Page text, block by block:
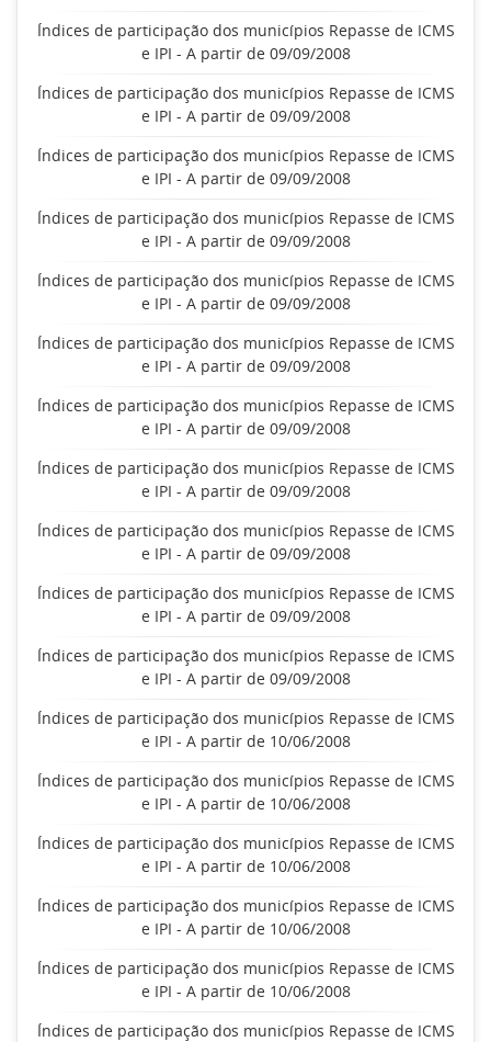
Índices de participação dos municípios Repasse de ICMS
e IPI - A partir de 09/09/2008
Índices de participação dos municípios Repasse de ICMS
e IPI - A partir de 09/09/2008
Índices de participação dos municípios Repasse de ICMS
e IPI - A partir de 09/09/2008
Índices de participação dos municípios Repasse de ICMS
e IPI - A partir de 09/09/2008
Índices de participação dos municípios Repasse de ICMS
e IPI - A partir de 09/09/2008
Índices de participação dos municípios Repasse de ICMS
e IPI - A partir de 09/09/2008
Índices de participação dos municípios Repasse de ICMS
e IPI - A partir de 09/09/2008
Índices de participação dos municípios Repasse de ICMS
e IPI - A partir de 09/09/2008
Índices de participação dos municípios Repasse de ICMS
e IPI - A partir de 09/09/2008
Índices de participação dos municípios Repasse de ICMS
e IPI - A partir de 09/09/2008
Índices de participação dos municípios Repasse de ICMS
e IPI - A partir de 09/09/2008
Índices de participação dos municípios Repasse de ICMS
e IPI - A partir de 10/06/2008
Índices de participação dos municípios Repasse de ICMS
e IPI - A partir de 10/06/2008
Índices de participação dos municípios Repasse de ICMS
e IPI - A partir de 10/06/2008
Índices de participação dos municípios Repasse de ICMS
e IPI - A partir de 10/06/2008
Índices de participação dos municípios Repasse de ICMS
e IPI - A partir de 10/06/2008
Índices de participação dos municípios Repasse de ICMS